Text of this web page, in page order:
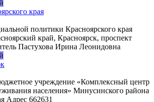
края
политики Красноярского края
край, Красноярск, проспект
Пастухова Ирина Леонидовна
учреждение «Комплексный центр
населения» Минусинского района
Адрес 662631